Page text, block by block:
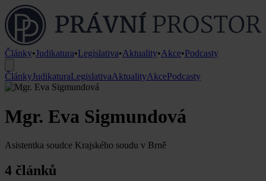
Články•Judikatura•Legislativa•Aktuality•Akce•Podcasty
ČlánkyJudikaturaLegislativaAktualityAkcePodcasty
Mgr. Eva Sigmundová
Asistentka soudce Krajského soudu v Brně
4 článků